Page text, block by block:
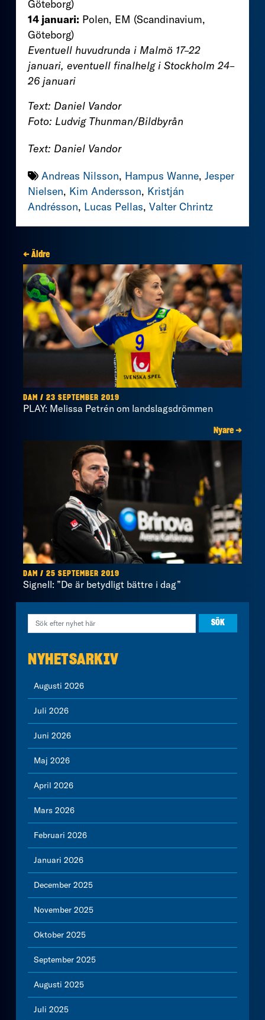
Göteborg)
14 januari: Polen, EM (Scandinavium,
Göteborg)
Eventuell huvudrunda i Malmö 17–22
januari, eventuell finalhelg i Stockholm 24–
26 januari
Text: Daniel Vandor
Foto: Ludvig Thunman/Bildbyrån
Text: Daniel Vandor
Andreas Nilsson, Hampus Wanne, Jesper
Nielsen, Kim Andersson, Kristján
Andrésson, Lucas Pellas, Valter Chrintz
← Äldre
DAM / 23 SEPTEMBER 2019
PLAY: Melissa Petrén om landslagsdrömmen
Nyare →
DAM / 25 SEPTEMBER 2019
Signell: ”De är betydligt bättre i dag”
NYHETSARKIV
Augusti 2026
Juli 2026
Juni 2026
Maj 2026
April 2026
Mars 2026
Februari 2026
Januari 2026
December 2025
November 2025
Oktober 2025
September 2025
Augusti 2025
Juli 2025